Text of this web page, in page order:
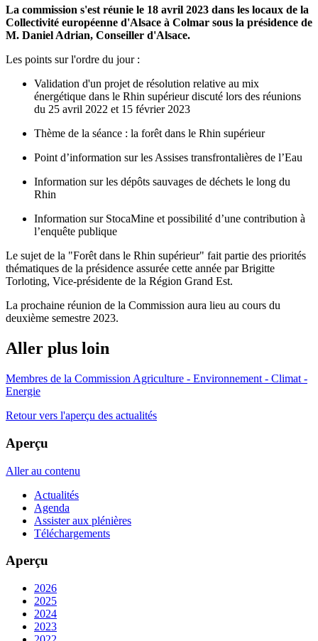
La commission s'est réunie le 18 avril 2023 dans les locaux de la
Collectivité européenne d'Alsace à Colmar sous la présidence de
M. Daniel Adrian, Conseiller d'Alsace.
Les points sur l'ordre du jour :
Validation d'un projet de résolution relative au mix
énergétique dans le Rhin supérieur discuté lors des réunions
du 25 avril 2022 et 15 février 2023
Thème de la séance : la forêt dans le Rhin supérieur
Point d’information sur les Assises transfrontalières de l’Eau
Information sur les dépôts sauvages de déchets le long du
Rhin
Information sur StocaMine et possibilité d’une contribution à
l’enquête publique
Le sujet de la "Forêt dans le Rhin supérieur" fait partie des priorités
thématiques de la présidence assurée cette année par Brigitte
Torloting, Vice-présidente de la Région Grand Est.
La prochaine réunion de la Commission aura lieu au cours du
deuxième semestre 2023.
Aller plus loin
Membres de la Commission Agriculture - Environnement - Climat -
Energie
Retour vers l'aperçu des actualités
Aperçu
Aller au contenu
Actualités
Agenda
Assister aux plénières
Téléchargements
Aperçu
2026
2025
2024
2023